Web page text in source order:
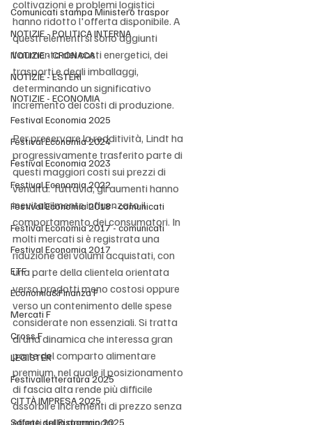
Comunicati stampa Ministero traspor
NOTIZIE - POLITICA INTERNA
NOTIZIE - CRONACA
NOTIZIE - ESTERI
NOTIZIE - ECONOMIA
Festival Economia 2025
Festival Economia 2024
Festival Economia 2023
Festival Economia 2022
Festival Economia 2018 - comunicati
Festival Economia 2017 - comunicati
Festival Economia 2017
ETF
Economia&Finanza F
Mercati F
Cross F
LEGISTER
Festivalletteratura 2025
CITTÀ IMPRESA 2025
Salone del Risparmio 2025
coltivazioni e problemi logistici
hanno ridotto l'offerta disponibile. A
questi elementi si sono aggiunti
l'aumento dei costi energetici, dei
trasporti e degli imballaggi,
determinando un significativo
incremento dei costi di produzione.
Per preservare la redditività, Lindt ha
progressivamente trasferito parte di
questi maggiori costi sui prezzi di
vendita. Tuttavia, gli aumenti hanno
inevitabilmente influenzato il
comportamento dei consumatori. In
molti mercati si è registrata una
riduzione dei volumi acquistati, con
una parte della clientela orientata
verso prodotti meno costosi oppure
verso un contenimento delle spese
considerate non essenziali. Si tratta
di una dinamica che interessa gran
parte del comparto alimentare
premium, nel quale il posizionamento
di fascia alta rende più difficile
assorbire incrementi di prezzo senza
effetti sulla domanda.